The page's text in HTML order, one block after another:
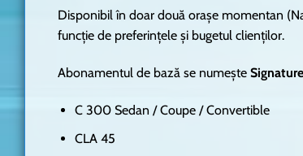
Disponibil în doar două orașe momentan
funcție de preferințele și bugetul clienților.
Abonamentul de bază se numește Signature
C 300 Sedan / Coupe / Convertible
CLA 45